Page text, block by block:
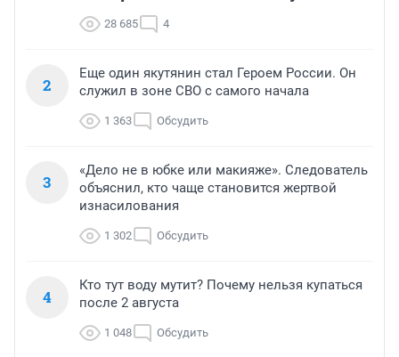
28 685 4
2
Еще один якутянин стал Героем России. Он
служил в зоне СВО с самого начала
1 363 Обсудить
3
«Дело не в юбке или макияже». Следователь
объяснил, кто чаще становится жертвой
изнасилования
1 302 Обсудить
4
Кто тут воду мутит? Почему нельзя купаться
после 2 августа
1 048 Обсудить